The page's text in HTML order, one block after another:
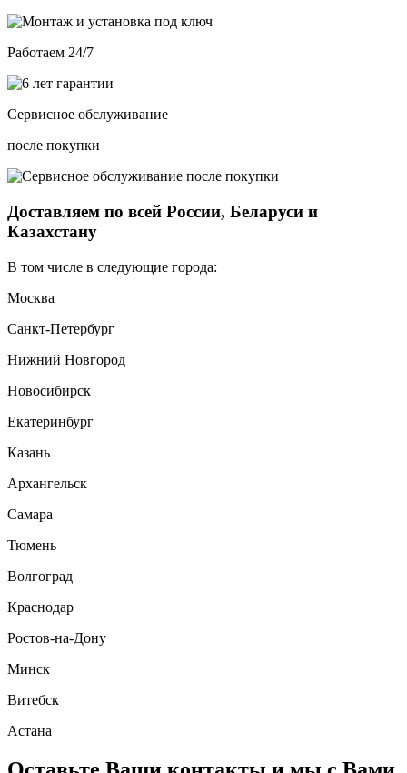
Работаем 24/7
Сервисное обслуживание
после покупки
Доставляем по всей России, Беларуси и
Казахстану
В том числе в следующие города:
Москва
Санкт-Петербург
Нижний Новгород
Новосибирск
Екатеринбург
Казань
Архангельск
Самара
Тюмень
Волгоград
Краснодар
Ростов-на-Дону
Минск
Витебск
Астана